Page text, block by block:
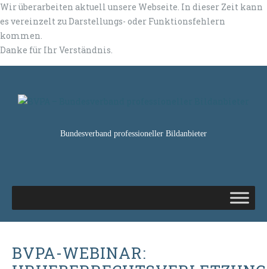
Wir überarbeiten aktuell unsere Webseite. In dieser Zeit kann
es vereinzelt zu Darstellungs- oder Funktionsfehlern
kommen.
Danke für Ihr Verständnis.
Bundesverband professioneller Bildanbieter
BVPA-WEBINAR: